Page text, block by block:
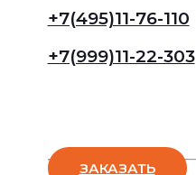
+7(495)11-76-110
+7(999)11-22-303
ЗАКАЗАТЬ